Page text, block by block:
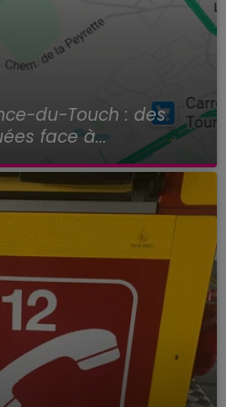
du-Touch : des
face à...